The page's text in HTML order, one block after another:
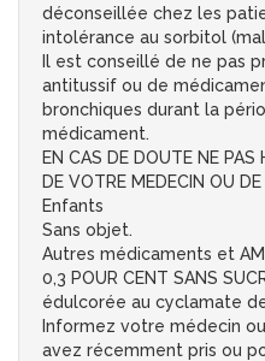
déconseillée chez les
intolérance au sorbitol
Il est conseillé de ne pas
antitussif ou de
bronchiques durant la
médicament.
EN CAS DE DOUTE NE PAS
DE VOTRE MEDECIN OU
Enfants
Sans objet.
Autres médicaments et
0,3 POUR CENT SANS
édulcorée au cyclamate
Informez votre médecin
avez récemment pris ou